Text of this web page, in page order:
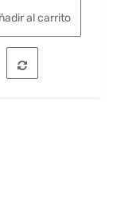
al carrito